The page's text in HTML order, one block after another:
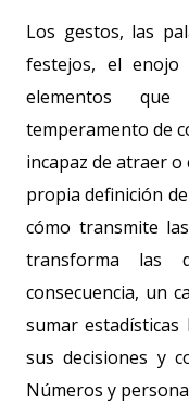
Los gestos, las
festejos, el enojo
elementos
temperamento de
incapaz de atraer
propia definición
cómo transmite
transforma las
consecuencia, un
sumar
sus decisiones y
Números y